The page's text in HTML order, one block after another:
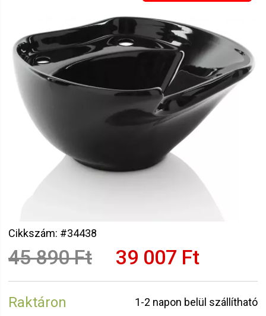
Cikkszám: #34438
45 890 Ft 39 007 Ft
Raktáron 1-2 napon belül szállítható